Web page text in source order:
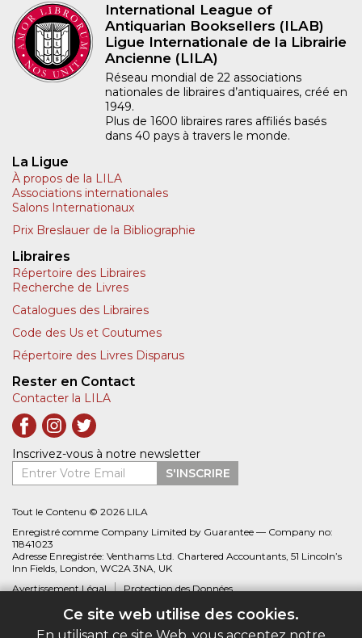
Ce site web utilise des cookies.
International League of
Antiquarian Booksellers (ILAB)
Ligue Internationale de la Librairie
Ancienne (LILA)
Réseau mondial de 22 associations
nationales de libraires d’antiquaires, créé en
1949.
Plus de 1600 libraires rares affiliés basés
dans 40 pays à travers le monde.
La Ligue
À propos de la LILA
Associations internationales
Salons Internationaux
Prix Breslauer de la Bibliographie
Libraires
Répertoire des Libraires
Recherche de Livres
Catalogues des Libraires
Code des Us et Coutumes
Répertoire des Livres Disparus
Rester en Contact
Contacter la LILA
Inscrivez-vous à notre newsletter
Entrer Votre Email
S'INSCRIRE
Tout le Contenu © 2026 LILA
Enregistré comme Company Limited by Guarantee — Company no:
11841023
Adresse Enregistrée: Venthams Ltd. Chartered Accountants, 51 Lincoln’s
Inn Fields, London, WC2A 3NA, UK
Avertissement Légal
Protection des Données